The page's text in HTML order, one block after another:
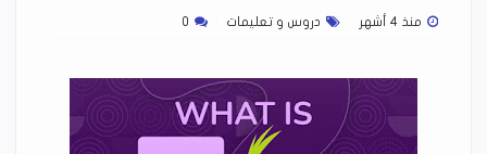
منذ 4 أشهر دروس و تعليمات 0